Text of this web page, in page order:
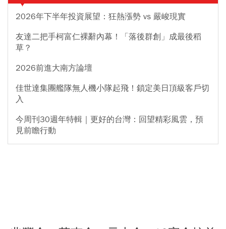
2026年下半年投資展望：狂熱漲勢 vs 嚴峻現實
友達二把手柯富仁裸辭內幕！「落後群創」成最後稻
草？
2026前進大南方論壇
佳世達集團艦隊無人機小隊起飛！鎖定美日頂級客戶切
入
今周刊30週年特輯｜更好的台灣：回望精彩風雲，預
見前瞻行動